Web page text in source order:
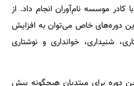
کادر موسسه نام‌آوران انجام داد. از
دوره‌های خاص می‌توان به افزایش
شنیداری، خوانداری و نوشتاری
دوره برای مبتدیان هیچگونه پیش